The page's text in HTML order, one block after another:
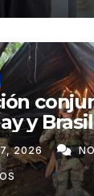
y
de
7, 2026